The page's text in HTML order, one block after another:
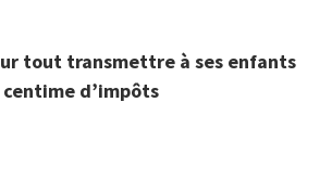
tout transmettre à ses enfants
d’impôts